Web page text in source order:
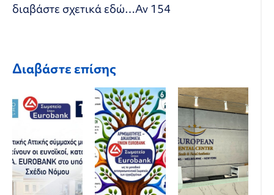
διαβάστε σχετικά εδώ…Αν 154
Διαβάστε επίσης